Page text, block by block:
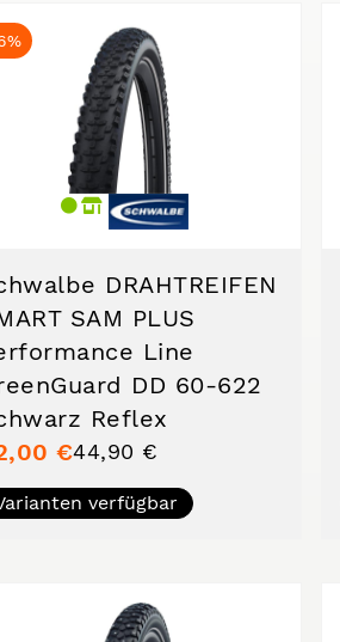
DRAHTREIFEN
SAM PLUS
Line
DD 60-622
Reflex
€44,90 €
verfügbar